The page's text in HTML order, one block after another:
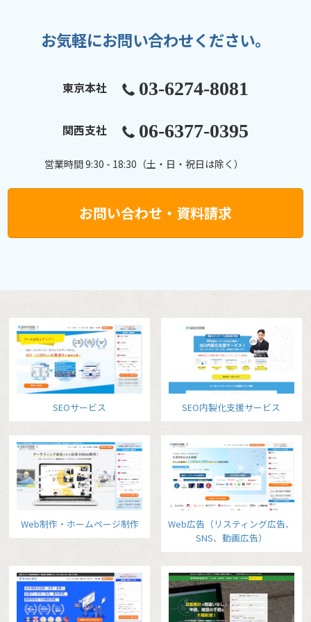
お気軽にお問い合わせください。
東京本社 03-6274-8081
関西支社 06-6377-0395
営業時間 9:30 - 18:30（土・日・祝日は除く）
お問い合わせ・資料請求
SEOサービス SEO内製化支援サービス
Web制作・ホームページ制作
Web広告（リスティング広告、
SNS、動画広告）